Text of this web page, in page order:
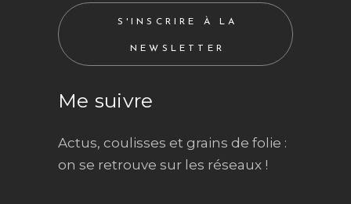
S'INSCRIRE À LA
NEWSLETTER
Me suivre
Actus, coulisses et grains de folie :
on se retrouve sur les réseaux !